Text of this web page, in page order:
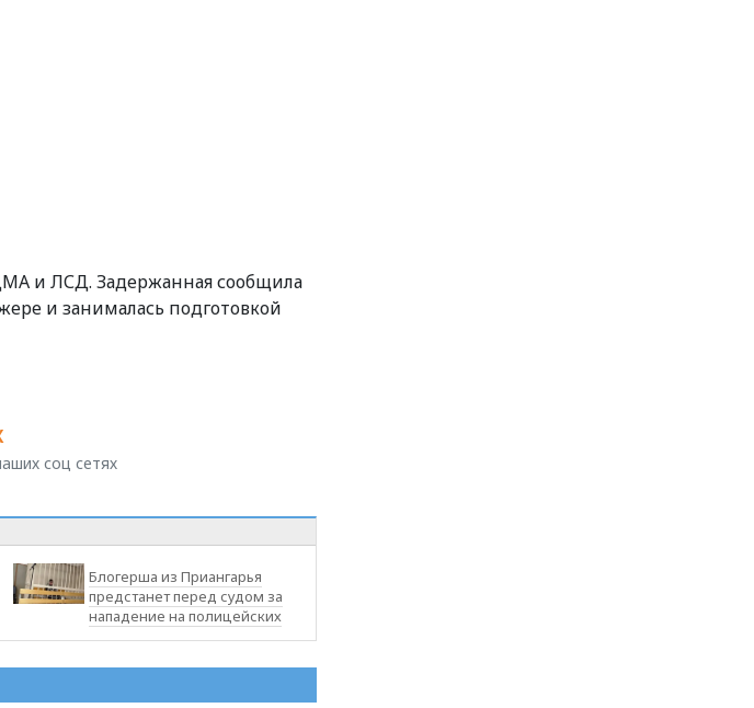
и ЛСД. Задержанная сообщила
и занималась подготовкой
соц сетях
Блогерша из Приангарья
предстанет перед судом за
нападение на полицейских